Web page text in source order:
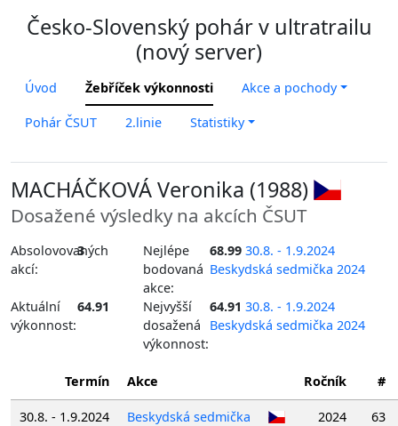
Česko-Slovenský pohár v ultratrailu
(nový server)
Úvod Žebříček výkonnosti Akce a pochody
Pohár ČSUT 2.linie Statistiky
MACHÁČKOVÁ Veronika (1988)
Dosažené výsledky na akcích ČSUT
Absolovovaných
akcí:
3
Nejlépe
bodovaná
akce:
68.99 30.8. - 1.9.2024
Beskydská sedmička 2024
Aktuální
výkonnost:
64.91
Nejvyšší
dosažená
výkonnost:
64.91 30.8. - 1.9.2024
Beskydská sedmička 2024
Termín Akce Ročník #
30.8. - 1.9.2024 Beskydská sedmička 2024
63